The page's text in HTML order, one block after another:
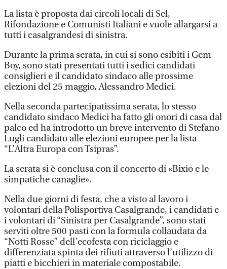
La lista è proposta dai circoli locali di Sel,
Rifondazione e Comunisti Italiani e vuole allargarsi a
tutti i casalgrandesi di sinistra.
Durante la prima serata, in cui si sono esibiti i Gem
Boy, sono stati presentati tutti i sedici candidati
consiglieri e il candidato sindaco alle prossime
elezioni del 25 maggio, Alessandro Medici.
Nella seconda partecipatissima serata, lo stesso
candidato sindaco Medici ha fatto gli onori di casa dal
palco ed ha introdotto un breve intervento di Stefano
Lugli candidato alle elezioni europee per la lista
“L’Altra Europa con Tsipras”.
La serata si è conclusa con il concerto di «Bixio e le
simpatiche canaglie».
Nella due giorni di festa, che a visto al lavoro i
volontari della Polisportiva Casalgrande, i candidati e
i volontari di “Sinistra per Casalgrande”, sono stati
serviti oltre 500 pasti con la formula collaudata da
“Notti Rosse” dell’ecofesta con riciclaggio e
differenziata spinta dei rifiuti attraverso l’utilizzo di
piatti e bicchieri in materiale compostabile.